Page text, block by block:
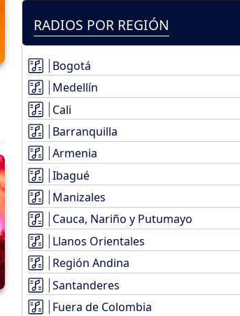
RADIOS POR REGIÓN
Bogotá
Medellín
Cali
Barranquilla
Armenia
Ibagué
Manizales
Cauca, Nariño y Putumayo
Llanos Orientales
Región Andina
Santanderes
Fuera de Colombia